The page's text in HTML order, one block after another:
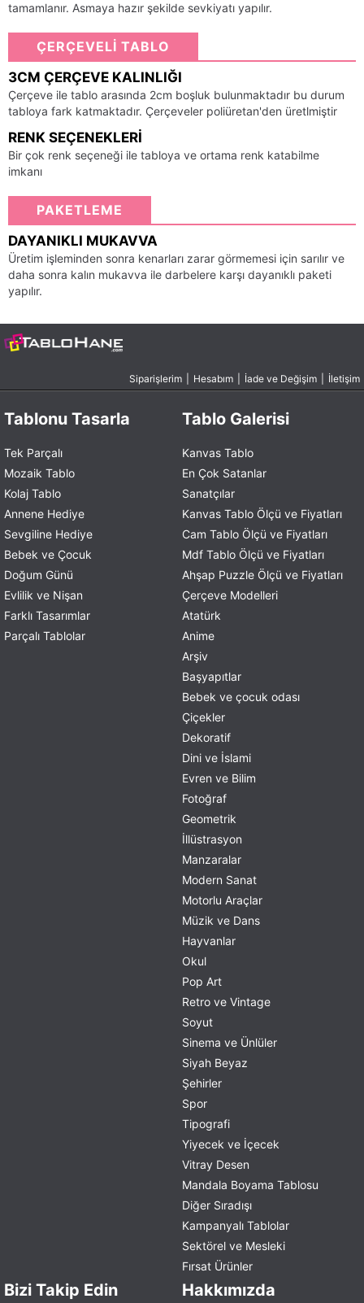
tamamlanır. Asmaya hazır şekilde sevkiyatı yapılır.
ÇERÇEVELİ TABLO
3CM ÇERÇEVE KALINLIĞI
Çerçeve ile tablo arasında 2cm boşluk bulunmaktadır bu durum
tabloya fark katmaktadır. Çerçeveler poliüretan'den üretlmiştir
RENK SEÇENEKLERI
Bir çok renk seçeneği ile tabloya ve ortama renk katabilme
imkanı
PAKETLEME
DAYANIKLI MUKAVVA
Üretim işleminden sonra kenarları zarar görmemesi için sarılır ve
daha sonra kalın mukavva ile darbelere karşı dayanıklı paketi
yapılır.
Siparişlerim Hesabım İade ve Değişim İletişim
Tablonu Tasarla
Tek Parçalı
Mozaik Tablo
Kolaj Tablo
Annene Hediye
Sevgiline Hediye
Bebek ve Çocuk
Doğum Günü
Evlilik ve Nişan
Farklı Tasarımlar
Parçalı Tablolar
Tablo Galerisi
Kanvas Tablo
En Çok Satanlar
Sanatçılar
Kanvas Tablo Ölçü ve Fiyatları
Cam Tablo Ölçü ve Fiyatları
Mdf Tablo Ölçü ve Fiyatları
Ahşap Puzzle Ölçü ve Fiyatları
Çerçeve Modelleri
Atatürk
Anime
Arşiv
Başyapıtlar
Bebek ve çocuk odası
Çiçekler
Dekoratif
Dini ve İslami
Evren ve Bilim
Fotoğraf
Geometrik
İllüstrasyon
Manzaralar
Modern Sanat
Motorlu Araçlar
Müzik ve Dans
Hayvanlar
Okul
Pop Art
Retro ve Vintage
Soyut
Sinema ve Ünlüler
Siyah Beyaz
Şehirler
Spor
Tipografi
Yiyecek ve İçecek
Vitray Desen
Mandala Boyama Tablosu
Diğer Sıradışı
Kampanyalı Tablolar
Sektörel ve Mesleki
Fırsat Ürünler
Bizi Takip Edin Hakkımızda